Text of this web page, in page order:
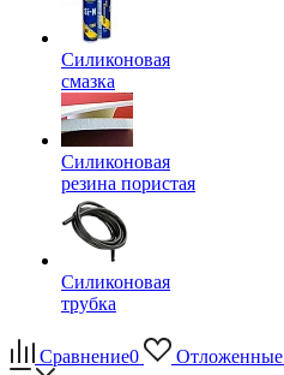
Силиконовая
смазка
Силиконовая
резина пористая
Силиконовая
трубка
Сравнение0 Отложенные